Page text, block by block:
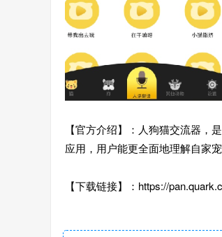
【官方介绍】：人狗猫交流器，
应用，用户能更全面地理解自家
【下载链接】：https://